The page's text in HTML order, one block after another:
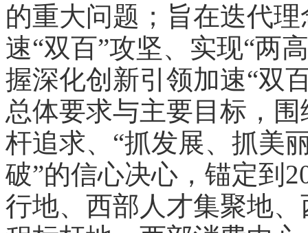
的重大问题；旨在迭代
速“双百”攻坚、实现“两
握深化创新引领加速“双
总体要求与主要目标，
杆追求、“抓发展、抓美
破”的信心决心，锚定到
行地、西部人才集聚地